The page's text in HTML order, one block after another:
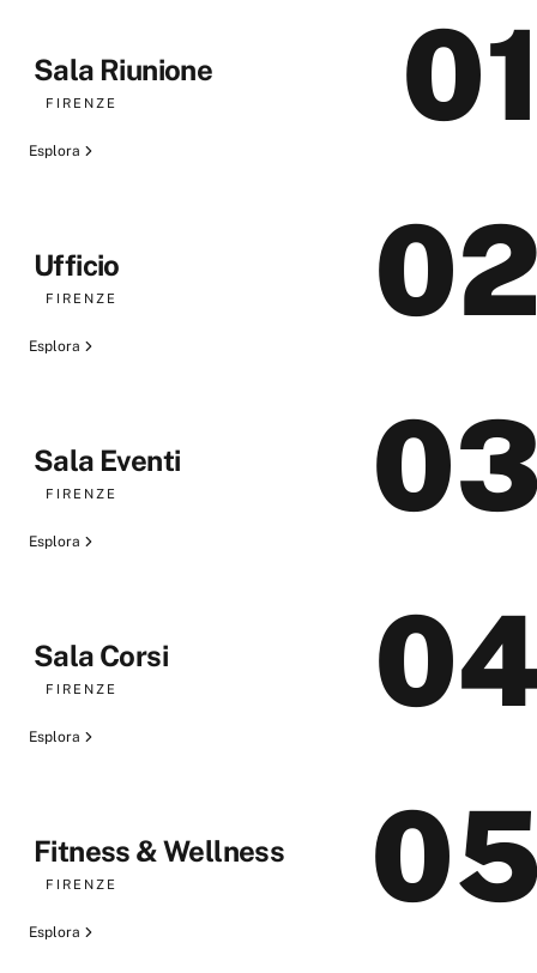
Sala Riunione
FIRENZE
Esplora
Ufficio
FIRENZE
Esplora
Sala Eventi
FIRENZE
Esplora
Sala Corsi
FIRENZE
Esplora
Fitness & Wellness
FIRENZE
Esplora